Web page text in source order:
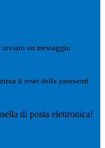
inviato un messaggio
il reset della password
di posta elettronica!